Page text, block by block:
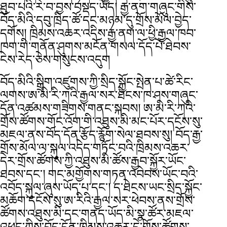
ཐུབ་པའི་རེ་བ་བྱས་བསྡད་ཡོད། རྒྱ་ནག་གཞུང་གིས་
བོད་མིའི་དབུ་ཁྲིད་ཚོ་དང་མཉམ་དུ་གྲོས་མོལ་བྱེད་
དགོས། ཁྲིམས་འཆར་འདིས་རྒྱ་ནག་ལ་ཕྱི་རྒྱལ་ཁབ་
ཁག་གི་གནོན་ཤུགས་མངོན་གསལ་དོད་པོ་ཐེབས་
ངེས་རེད་ཅེས་གསུངས་འདུག
བོད་མིའི་སྒྲིག་འཛུགས་ཀྱི་སྲིད་སྐྱོང་སྤེན་པ་ཚེ་རིང་
ལགས་ཨ་མི་རི་ཀའི་རྒྱལ་སར་ཐེངས་ཁ་ཤས་གཞུང་
དོན་འཚམས་གཟིགས་གནང་སྐབས། ཨ་མི་རི་ཀའི་
གྲོས་ཚོགས་གོང་འོག་གི་འཐུས་མི་མང་པོར་དངོས་སུ་
མཇལ་ནས་བོད་དོན་རྩོད་རྙོག་སེལ་ཐབས་སུ། བོད་རྒྱ་
གྲོས་མོལ་ལ་སྐུལ་འདེད་གཏོང་བའི་ཁྲིམས་འཆར་
དེར་གྲོས་ཚོགས་ཀྱི་འཐུས་མི་ཚོས་རྒྱབ་སྐྱོར་ཡོང་
ཐབས་དང་། གང་མགྱོགས་གཏན་འབེབས་ཡོང་བའི་
འབོད་སྐུལ་ཞུས་ཡོད་པ་དང་། ད་ཐེངས་ཡང་སྲིད་སྐྱོང་
མཆོག་དངོས་སུ་ཨ་རིའི་རྒྱལ་སར་ཕེབས་ནས་གྲོས་
ཚོགས་འཐུས་མི་དང་གནད་ཡོད་མི་སྣ་ཚོར་མཇལ་